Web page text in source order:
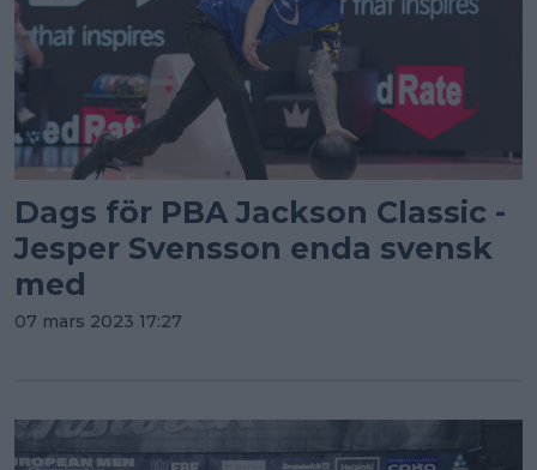
Dags för PBA Jackson Classic -
Jesper Svensson enda svensk
med
07 mars 2023 17:27